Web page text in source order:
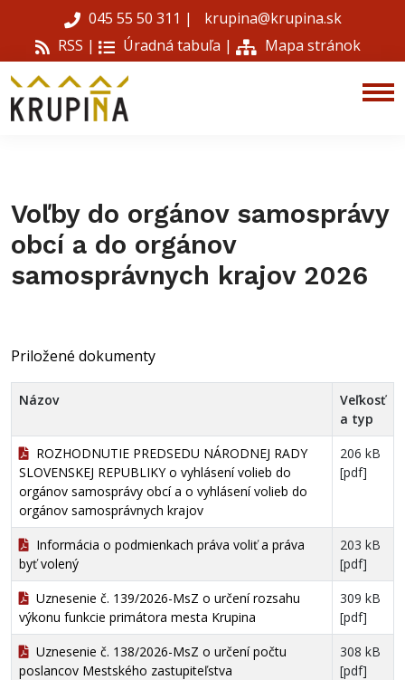
045 55 50 311 |
krupina@krupina.sk
RSS |
Úradná tabuľa | Mapa stránok
Voľby do orgánov samosprávy
obcí a do orgánov
samosprávnych krajov 2026
Priložené dokumenty
Názov
Veľkosť
a typ
ROZHODNUTIE PREDSEDU NÁRODNEJ RADY
SLOVENSKEJ REPUBLIKY o vyhlásení volieb do
orgánov samosprávy obcí a o vyhlásení volieb do
orgánov samosprávnych krajov
206 kB
[pdf]
Informácia o podmienkach práva voliť a práva
byť volený
203 kB
[pdf]
Uznesenie č. 139/2026-MsZ o určení rozsahu
výkonu funkcie primátora mesta Krupina
309 kB
[pdf]
Uznesenie č. 138/2026-MsZ o určení počtu
poslancov Mestského zastupiteľstva
308 kB
[pdf]